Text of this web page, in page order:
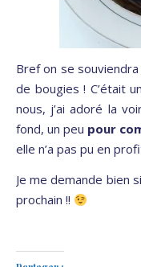
Bref on se
de bougies ! C’était
nous, j’ai adoré la
fond, un peu pour
elle n’a pas pu en
Je me demande bien
prochain !!